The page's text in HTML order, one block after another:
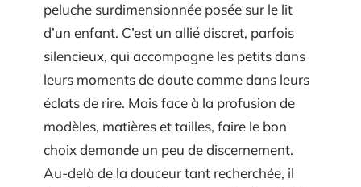
peluche surdimensionnée posée sur le lit
d’un enfant. C’est un allié discret, parfois
silencieux, qui accompagne les petits dans
leurs moments de doute comme dans leurs
éclats de rire. Mais face à la profusion de
modèles, matières et tailles, faire le bon
choix demande un peu de discernement.
Au-delà de la douceur tant recherchée, il